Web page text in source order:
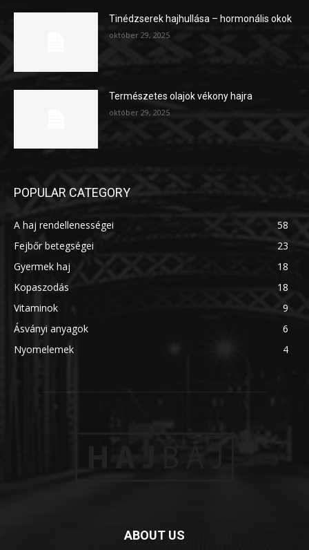
Tinédzserek hajhullása – hormonális okok
október 29, 2025
Természetes olajok vékony hajra
október 29, 2025
POPULAR CATEGORY
A haj rendellenességei
58
Fejbőr betegségei
23
Gyermek haj
18
Kopaszodás
18
Vitaminok
9
Ásványi anyagok
6
Nyomelemek
4
ABOUT US